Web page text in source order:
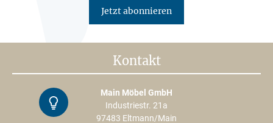
Jetzt abonnieren
Kontakt
Main Möbel GmbH
Industriestr. 21a
97483 Eltmann/Main
Kontrast